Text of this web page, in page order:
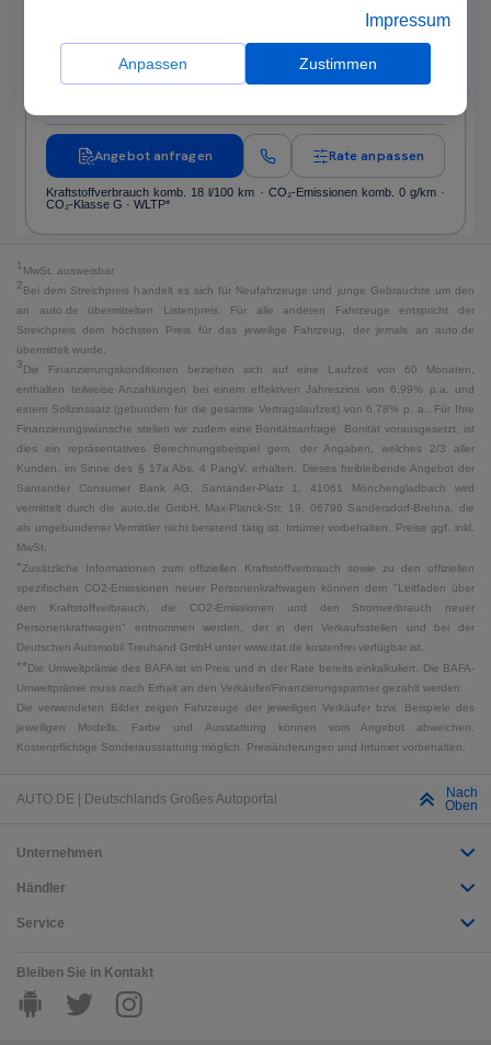
188€
Angebot anfragen Rate anpassen
Kraftstoffverbrauch komb. 18 l/100 km · CO₂-Emissionen komb. 0 g/km ·
CO₂-Klasse G · WLTP*
1 MwSt. ausweisbar
2Bei dem Streichpreis handelt es sich für Neufahrzeuge und junge Gebrauchte um den
an auto.de übermittelten Listenpreis. Für alle anderen Fahrzeuge entspricht der
Streichpreis dem höchsten Preis für das jeweilige Fahrzeug, der jemals an auto.de
übermittelt wurde.
3Die Finanzierungskonditionen beziehen sich auf eine Laufzeit von 60 Monaten,
enthalten teilweise Anzahlungen bei einem effektiven Jahreszins von 6,99% p.a. und
einem Sollzinssatz (gebunden für die gesamte Vertragslaufzeit) von 6,78% p. a.. Für Ihre
Finanzierungswünsche stellen wir zudem eine Bonitätsanfrage. Bonität vorausgesetzt, ist
dies ein repräsentatives Berechnungsbeispiel gem. der Angaben, welches 2/3 aller
Kunden, im Sinne des § 17a Abs. 4 PangV, erhalten. Dieses freibleibende Angebot der
Santander Consumer Bank AG, Santander-Platz 1, 41061 Mönchengladbach wird
vermittelt durch die auto.de GmbH, Max-Planck-Str. 19, 06796 Sandersdorf-Brehna, die
als ungebundener Vermittler nicht beratend tätig ist. Irrtümer vorbehalten. Preise ggf. inkl.
MwSt.
*Zusätzliche Informationen zum offiziellen Kraftstoffverbrauch sowie zu den offiziellen
spezifischen CO2-Emissionen neuer Personenkraftwagen können dem "Leitfaden über
den Kraftstoffverbrauch, die CO2-Emissionen und den Stromverbrauch neuer
Personenkraftwagen" entnommen werden, der in den Verkaufsstellen und bei der
Deutschen Automobil Treuhand GmbH unter www.dat.de kostenfrei verfügbar ist.
**Die Umweltprämie des BAFA ist im Preis und in der Rate bereits einkalkuliert. Die BAFA-
Umweltprämie muss nach Erhalt an den Verkäufer/Finanzierungspartner gezahlt werden.
Die verwendeten Bilder zeigen Fahrzeuge der jeweiligen Verkäufer bzw. Beispiele des
jeweiligen Modells. Farbe und Ausstattung können vom Angebot abweichen.
Kostenpflichtige Sonderausstattung möglich. Preisänderungen und Irrtümer vorbehalten.
AUTO.DE | Deutschlands Großes Autoportal
Nach
Oben
Unternehmen
Händler
Service
Bleiben Sie in Kontakt
anpassen. Dies ist auch später jederzeit im Bereich
Cookie-Richtliniemöglich. Weitere Informationen finden
Sie in unsererDatenschutzerklärung .
Impressum
Anpassen Zustimmen